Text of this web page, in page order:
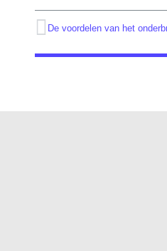
De voordelen van het